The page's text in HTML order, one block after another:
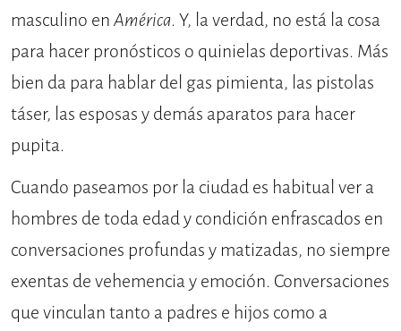
masculino enAmérica. Y, la verdad, no está la cosa
para hacer pronósticos o quinielas deportivas. Más
bien da para hablar del gas pimienta, las pistolas
táser, las esposas y demás aparatos para hacer
pupita.
Cuando paseamos por la ciudad es habitual ver a
hombres de toda edad y condición enfrascados en
conversaciones profundas y matizadas, no siempre
exentas de vehemencia y emoción. Conversaciones
que vinculan tanto a padres e hijos como a